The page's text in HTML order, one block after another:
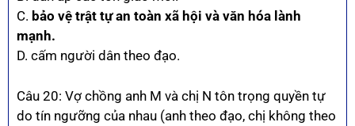
C. bảo vệ trật tự an toàn xã hội và văn hóa lành
mạnh.
D. cấm người dân theo đạo.
Câu 20: Vợ chồng anh M và chị N tôn trọng quyền tự
do tín ngưỡng của nhau (anh theo đạo, chị không theo